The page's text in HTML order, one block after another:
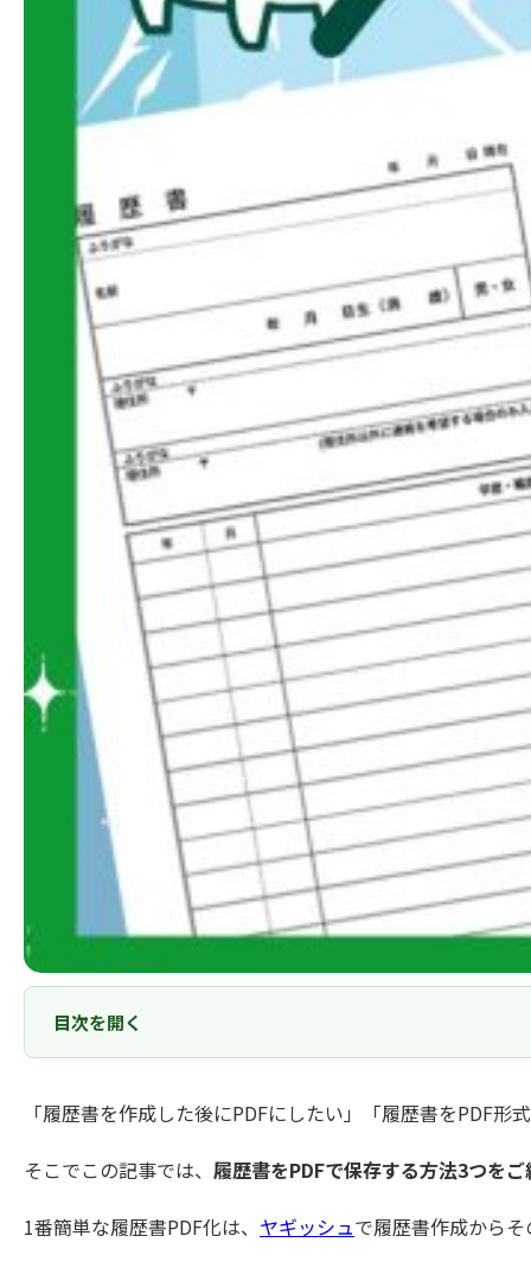
目次を開く
「履歴書を作成した後にPDFにしたい」「履歴書をPDF
そこでこの記事では、 履歴書をPDFで保存する方法3つをご
1番簡単な履歴書PDF化は、 ヤギッシュで履歴書作成から